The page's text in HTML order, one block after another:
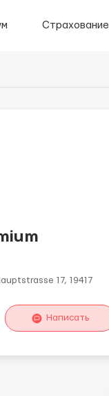
Страхование
17, 19417
Написать